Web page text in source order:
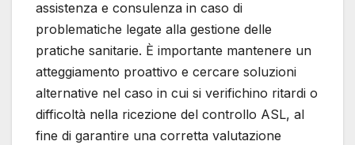
assistenza e consulenza in caso di
problematiche legate alla gestione delle
pratiche sanitarie. È importante mantenere un
atteggiamento proattivo e cercare soluzioni
alternative nel caso in cui si verifichino ritardi o
difficoltà nella ricezione del controllo ASL, al
fine di garantire una corretta valutazione